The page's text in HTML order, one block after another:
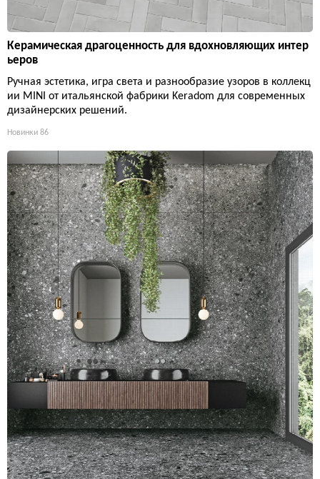
Керамическая драгоценность для вдохновляющих интер
ьеров
Ручная эстетика, игра света и разнообразие узоров в коллекц
ии MINI от итальянской фабрики Keradom для современных
дизайнерских решений.
Новинки 86